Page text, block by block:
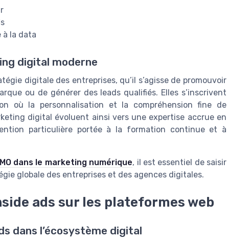
à la data
digital moderne
digitale des entreprises, qu’il s’agisse de promouvoir
ou de générer des leads qualifiés. Elles s’inscrivent
où la personnalisation et la compréhension fine de
digital évoluent ainsi vers une expertise accrue en
particulière portée à la formation continue et à
dans le marketing numérique, il est essentiel de saisir
globale des entreprises et des agences digitales.
ads sur les plateformes web
dans l’écosystème digital